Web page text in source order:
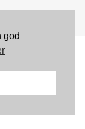
god